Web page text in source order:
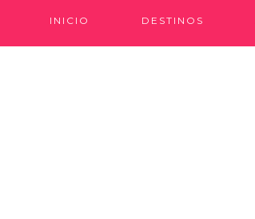
INICIO DESTINOS